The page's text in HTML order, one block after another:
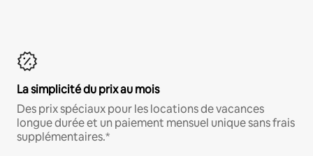
La simplicité du prix au mois
Des prix spéciaux pour les locations de vacances
longue durée et un paiement mensuel unique sans frais
supplémentaires.*